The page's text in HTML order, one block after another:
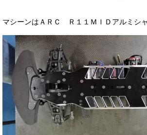
マシーンはＡＲＣ Ｒ１１ＭＩＤアルミシ